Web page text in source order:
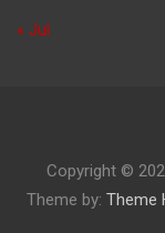
« Jul
Copyright ©
Theme by: Theme